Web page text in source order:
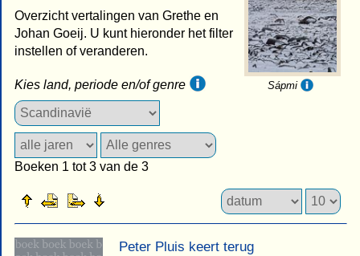
Sápmi
Overzicht vertalingen van Grethe en
Johan Goeij. U kunt hieronder het filter
instellen of veranderen.
Kies land, periode en/of genre
Boeken 1 tot 3 van de 3
Peter Pluis keert terug